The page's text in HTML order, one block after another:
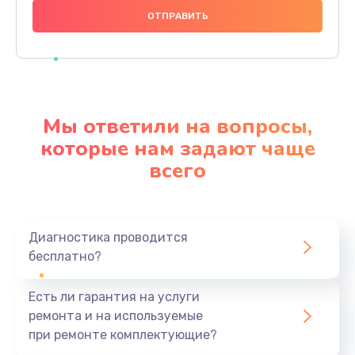
880 руб.
Заказать
Ремонт блока питания
Заказать
Мы ответили на вопросы,
которые нам задают чаще
всего
Диагностика проводится
бесплатно?
Есть ли гарантия на услуги
ремонта и на используемые
при ремонте комплектующие?